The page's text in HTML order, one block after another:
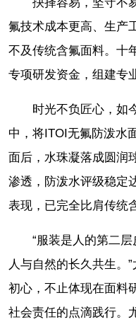
氟技术成本更高、生产
不及传统含氟面料。十
专项研发资金，组建专
时光不负匠心，如
中，将ITOI无氟防泼水
面后，水珠凝落成圆润
渗透，防泼水评级稳定
表现，已完全比肩传统
“服装是人的第二
人与自然的长久共生。
初心，不止体现在面料
社会责任的点滴践行。